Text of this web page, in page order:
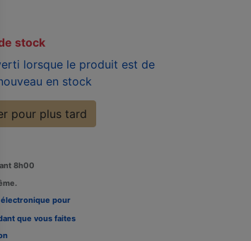
stock
lorsque le produit est de
en stock
pour plus tard
8h00
pour
que vous faites